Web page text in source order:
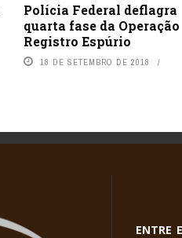
Polícia Federal deflagra
quarta fase da Operação
Registro Espúrio
18 DE SETEMBRO DE 2018
ENTRE